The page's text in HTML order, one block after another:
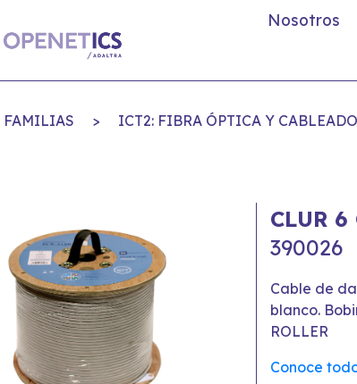
Nosotros
FAMILIAS > ICT2: FIBRA ÓPTICA Y
CLUR
390026
Cable de
blanco.
ROLLER
Conoce